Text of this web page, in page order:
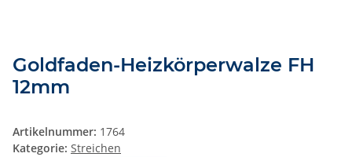
Goldfaden-Heizkörperwalze FH
12mm
Artikelnummer: 1764
Kategorie: Streichen